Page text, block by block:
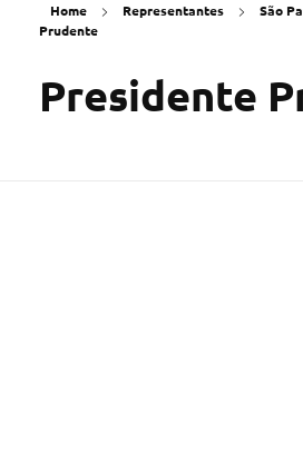
Home Representantes São
Prudente
Presidente